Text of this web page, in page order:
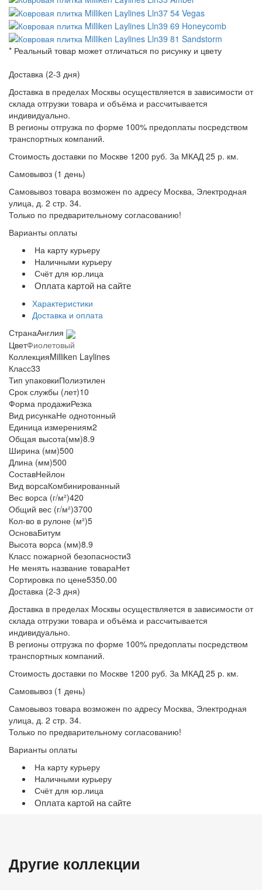
* Реальный товар может отличаться по рисунку и цвету
Доставка (2-3 дня)
Доставка в пределах Москвы осуществляется в зависимости от
склада отгрузки товара и объёма и рассчитывается
индивидуально.
В регионы отгрузка по форме 100% предоплаты посредством
транспортных компаний.
Стоимость доставки по Москве 1200 руб. За МКАД 25 р. км.
Самовывоз (1 день)
Самовывоз товара возможен по адресу Москва, Электродная
улица, д. 2 стр. 34.
Только по предварительному согласованию!
Варианты оплаты
На карту курьеру
Наличными курьеру
Счёт для юр.лица
Оплата картой на сайте
Характеристики
Доставка и оплата
СтранаАнглия
ЦветФиолетовый
КоллекцияMilliken Laylines
Класс33
Тип упаковкиПолиэтилен
Срок службы (лет)10
Форма продажиРезка
Вид рисункаНе однотонный
Единица измерениям2
Общая высота(мм)8.9
Ширина (мм)500
Длина (мм)500
СоставНейлон
Вид ворсаКомбинированный
Вес ворса (г/м²)420
Общий вес (г/м²)3700
Кол-во в рулоне (м²)5
ОсноваБитум
Высота ворса (мм)8.9
Класс пожарной безопасности3
Не менять название товараНет
Сортировка по цене5350.00
Доставка (2-3 дня)
Доставка в пределах Москвы осуществляется в зависимости от
склада отгрузки товара и объёма и рассчитывается
индивидуально.
В регионы отгрузка по форме 100% предоплаты посредством
транспортных компаний.
Стоимость доставки по Москве 1200 руб. За МКАД 25 р. км.
Самовывоз (1 день)
Самовывоз товара возможен по адресу Москва, Электродная
улица, д. 2 стр. 34.
Только по предварительному согласованию!
Варианты оплаты
На карту курьеру
Наличными курьеру
Счёт для юр.лица
Оплата картой на сайте
Другие коллекции